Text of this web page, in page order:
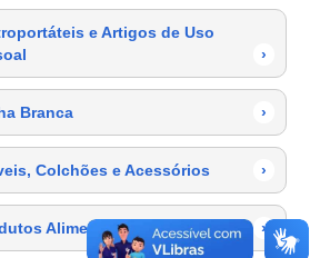
e Artigos de Uso
›
Branca ›
Colchões e Acessórios ›
Alimentícios ›